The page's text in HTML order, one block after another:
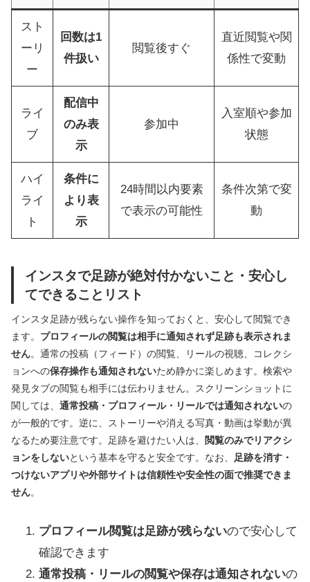
スト
ーリ
ー
回数は1
件扱い
閲覧後すぐ
直近閲覧や関
係性で変動
ライ
ブ
配信中
のみ表
示
参加中
入室順や参加
状態
ハイ
ライ
ト
条件に
より表
示
24時間以内要素
で表示の可能性
条件次第で変
動
インスタで足跡が絶対付かないこと・安心し
てできることリスト
インスタ足跡が残らない操作を知っておくと、安心して閲覧でき
ます。 プロフィールの閲覧は相手に通知されず足跡も表示されま
せん。通常の投稿（フィード）の閲覧、リールの視聴、コレクシ
ョンへの保存操作も通知されないため静かに楽しめます。検索や
発見タブの閲覧も相手には伝わりません。スクリーンショットに
関しては、 通常投稿・プロフィール・リールでは通知されないの
が一般的です。逆に、ストーリーや消える写真・動画は挙動が異
なるため要注意です。足跡を避けたい人は、
閲覧のみでリアクシ
ョンをしないという基本を守ると安全です。なお、 足跡を消す・
つけないアプリや外部サイトは信頼性や安全性の面で推奨できま
せん。
プロフィール閲覧は足跡が残らないので安心して
確認できます
通常投稿・リールの閲覧や保存は通知されないの